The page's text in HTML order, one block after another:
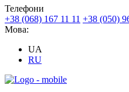
Телефони
+38 (068) 167 11 11 +38 (050)
Мова:
UA
RU